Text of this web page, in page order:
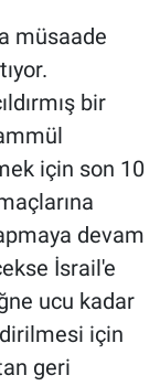
müsaade
bir
için son 10
devam
İsrail'e
ucu kadar
için
geri